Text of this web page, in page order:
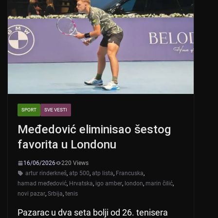
SPORT SVE VESTI
Međedović eliminisao šestog
favorita u Londonu
16/06/2026
220 Views
artur rinderkneš, atp 500, atp lista, Francuska,
hamad međedović, Hrvatska, igo amber, london, marin čilić,
novi pazar, Srbija, tenis
Pazarac u dva seta bolji od 26. tenisera